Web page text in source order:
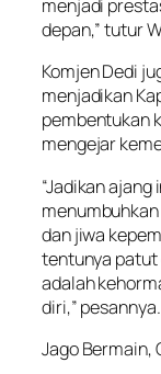
menjadi
depan,” tutur
Komjen Dedi
menjadikan
pembentukan
mengejar
“Jadikan
dan jiwa
tentunya patut
adalah
diri,” pesannya.
Jago Bermain,